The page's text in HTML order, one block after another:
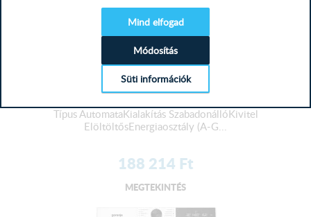
Gorenje WG494A11 elöltöltős mosógép
Típus AutomataKialakítás SzabadonállóKivitel
ElöltöltősEnergiaosztály (A-G...
188 214 Ft
MEGTEKINTÉS
Mind elfogad
Módosítás
Süti információk